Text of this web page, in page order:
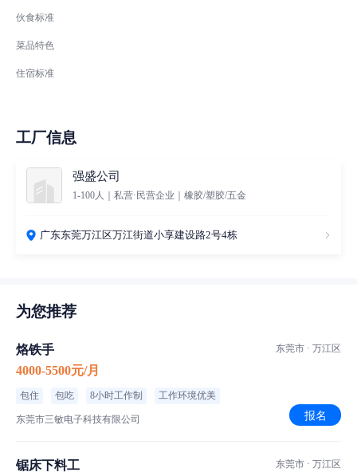
伙食标准
菜品特色
住宿标准
工厂信息
强盛公司
1-100人｜私营·民营企业｜橡胶/塑胶/五金
广东东莞万江区万江街道小享建设路2号4栋
为您推荐
烙铁手
4000-5500元/月
包住 包吃 8小时工作制 工作环境优美
东莞市三敏电子科技有限公司
东莞市 · 万江区
报名
锯床下料工
东莞市 · 万江区